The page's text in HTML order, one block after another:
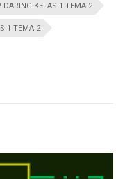
DARING KELAS 1 TEMA 2
1 TEMA 2